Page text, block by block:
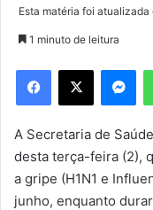
d
e
m
e
-
m
a
Esta matéria foi
1 minuto de leitura
A Secretaria de
desta terça-feira (2),
a gripe (H1N1 e
junho, enquanto